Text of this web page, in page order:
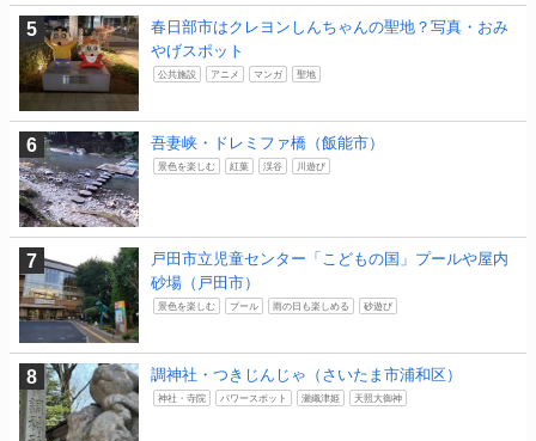
春日部市はクレヨンしんちゃんの聖地？写真・おみ
やげスポット
公共施設 アニメ マンガ 聖地
吾妻峡・ドレミファ橋（飯能市）
景色を楽しむ 紅葉 渓谷 川遊び
戸田市立児童センター「こどもの国」プールや屋内
砂場（戸田市）
景色を楽しむ プール 雨の日も楽しめる 砂遊び
調神社・つきじんじゃ（さいたま市浦和区）
神社・寺院 パワースポット 瀬織津姫 天照大御神